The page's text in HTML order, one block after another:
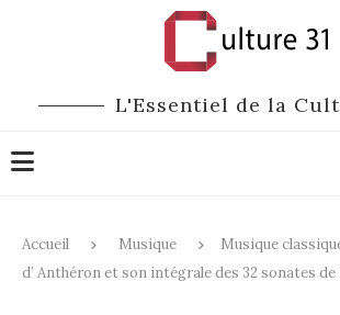
L'Essentiel de la
Accueil Musique Musique
d’ Anthéron et son intégrale des 32 sonates